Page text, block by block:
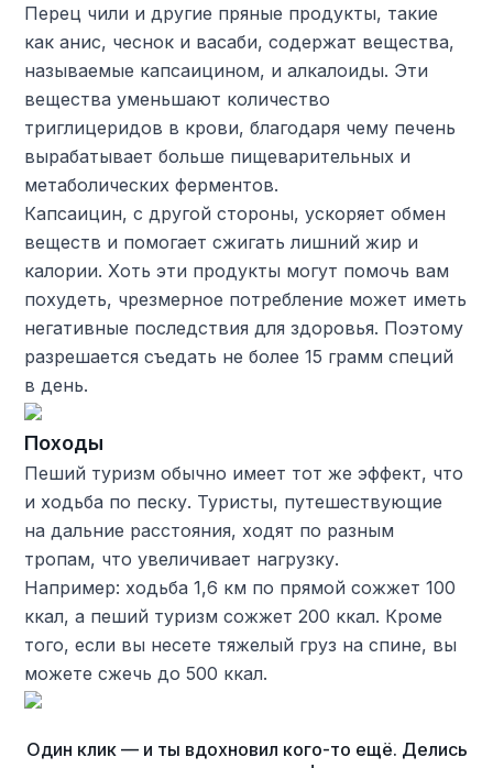
Перец чили и другие пряные продукты, такие
как анис, чеснок и васаби, содержат вещества,
называемые капсаицином, и алкалоиды. Эти
вещества уменьшают количество
триглицеридов в крови, благодаря чему печень
вырабатывает больше пищеварительных и
метаболических ферментов.
Капсаицин, с другой стороны, ускоряет обмен
веществ и помогает сжигать лишний жир и
калории. Хоть эти продукты могут помочь вам
похудеть, чрезмерное потребление может иметь
негативные последствия для здоровья. Поэтому
разрешается съедать не более 15 грамм специй
в день.
Походы
Пеший туризм обычно имеет тот же эффект, что
и ходьба по песку. Туристы, путешествующие
на дальние расстояния, ходят по разным
тропам, что увеличивает нагрузку.
Например: ходьба 1,6 км по прямой сожжет 100
ккал, а пеший туризм сожжет 200 ккал. Кроме
того, если вы несете тяжелый груз на спине, вы
можете сжечь до 500 ккал.